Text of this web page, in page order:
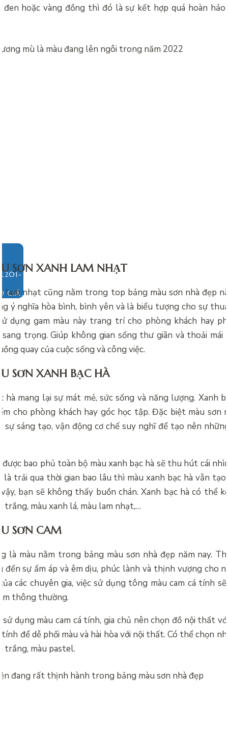
đen hoặc vàng đồng thì đó là sự kết hợp quá hoàn hảo
GIÁ
SƠN XANH LAM NHẠT
lam nhạt cũng nằm trong top bảng màu sơn nhà đẹp
ý nghĩa hòa bình, bình yên và là biểu tượng cho sự
dụng gam màu này trang trí cho phòng khách hay
trọng. Giúp không gian sống thư giãn và thoải mái
quay của cuộc sống và công việc.
SƠN XANH BẠC HÀ
hà mang lại sự mát mẻ, sức sống và năng lượng. Xanh
cho phòng khách hay góc học tập. Đặc biệt màu sơn
sự sáng tạo, vận động cơ chế suy nghĩ để tạo nên
bao phủ toàn bộ màu xanh bạc hà sẽ thu hút cái
là trải qua thời gian bao lâu thì màu xanh bạc hà vẫn
bạn sẽ không thấy buồn chán. Xanh bạc hà có thể
trắng, màu xanh lá, màu lam nhạt,…
SƠN CAM
là màu nằm trong bảng màu sơn nhà đẹp năm nay.
đến sự ấm áp và êm dịu, phúc lành và thịnh vượng cho
các chuyên gia, việc sử dụng tông màu cam cá tính
thông thường.
dụng màu cam cá tính, gia chủ nên chọn đồ nội thất
để dễ phối màu và hài hòa với nội thất. Có thể chọn
trắng, màu pastel.